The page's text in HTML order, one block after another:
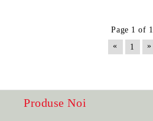
Page 1 of 1
«
1 »
Produse Noi